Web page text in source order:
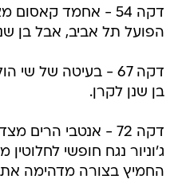
דקה 54 - אחמד
הפועל תל אביב, אבל בן
דקה 67 - בעיטה של
בן שנן לקרן.
דקה 72 - אנטבי הרים
ג'וניור נגח חופשי
החמיץ בצורה מדהימה